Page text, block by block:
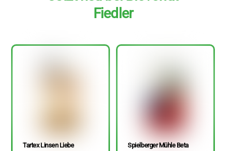
Fiedler
Tartex Linsen Liebe
Spielberger Mühle Beta